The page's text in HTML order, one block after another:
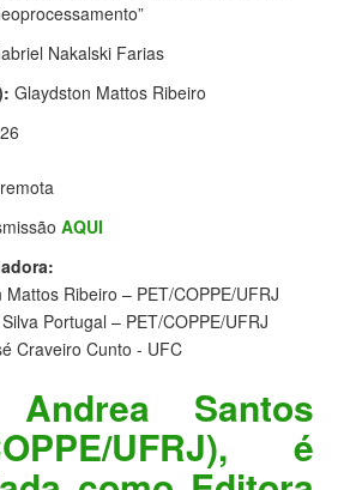
Nakalski Farias
Glaydston Mattos Ribeiro
AQUI
Mattos Ribeiro – PET/COPPE/UFRJ
Portugal – PET/COPPE/UFRJ
Craveiro Cunto - UFC
Andrea Santos
UFRJ), é